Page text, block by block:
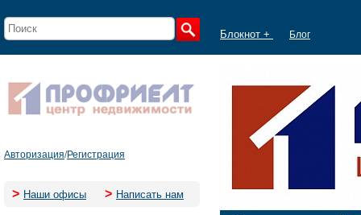
Блокнот + Блог
Авторизация/Регистрация
> Наши офисы > Написать нам